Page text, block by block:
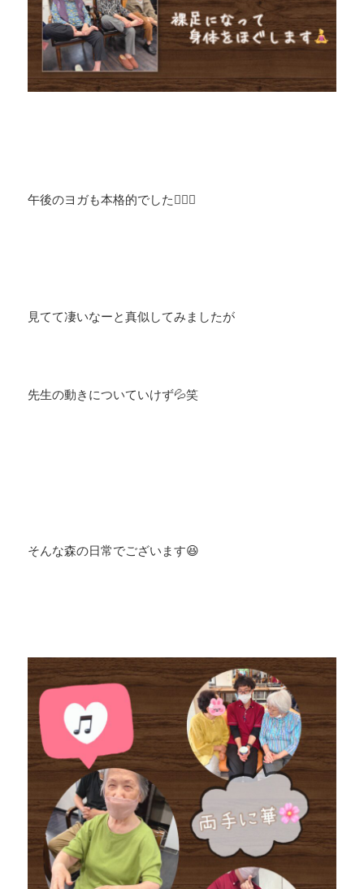
午後のヨガも本格的でした🧘‍♀️✨
見てて凄いなーと真似してみましたが
先生の動きについていけず💦笑
そんな森の日常でございます😆